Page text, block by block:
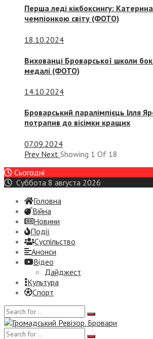
Перша леді кікбоксингу:
чемпіонкою світу (ФОТО)
18.10.2024
Вихованці Броварської школи
медалі (ФОТО)
14.10.2024
Броварський паралімпієць Ілля
потрапив до вісімки кращих
07.09.2024
Prev Next Showing 1 Of 18
Сьогодні
Суббота 8 августа 2026
Головна
Війна
Новини
Події
Суспiльство
Анонси
Відео
Дайджест
Культура
Спорт